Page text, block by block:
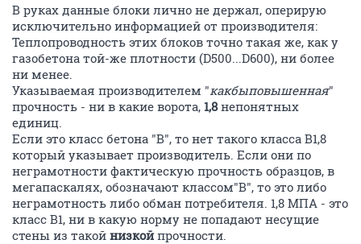
В руках данные блоки лично не держал, оперирую
исключительно информацией от производителя:
Теплопроводность этих блоков точно такая же, как у
газобетона той-же плотности (D500...D600), ни более
ни менее.
Указываемая производителем "какбыповышенная"
прочность - ни в какие ворота, 1,8непонятных
единиц.
Если это класс бетона "В", то нет такого класса В1,8
который указывает производитель. Если они по
неграмотности фактическую прочность образцов, в
мегапаскалях, обозначают классом"В", то это либо
неграмотность либо обман потребителя. 1,8 МПА - это
класс В1, ни в какую норму не попадают несущие
стены из такой низкойпрочности.